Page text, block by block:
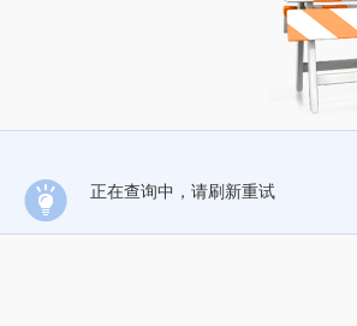
正在查询中，请刷新重试